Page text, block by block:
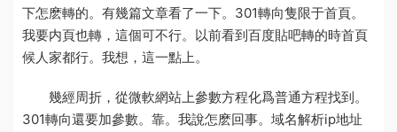
下怎麽轉的。有幾篇文章看了一下。301轉向隻限于首頁。
我要内頁也轉，這個可不行。以前看到百度貼吧轉的時首頁
候人家都行。我想，這一點上。
幾經周折，從微軟網站上參數方程化爲普通方程找到。
301轉向還要加參數。靠。我說怎麽回事。 域名解析ip地址